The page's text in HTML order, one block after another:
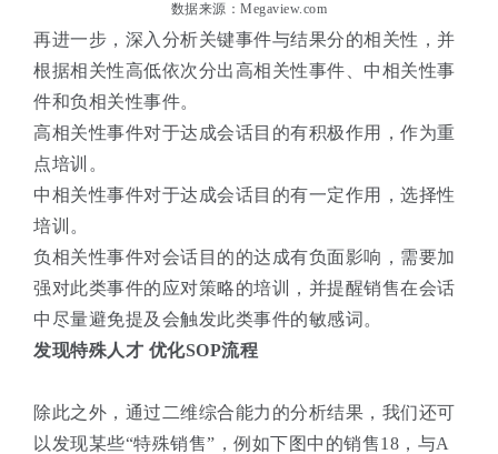
数据来源：Megaview.com
再进一步，深入分析关键事件与结果分的相关性，并
根据相关性高低依次分出高相关性事件、中相关性事
件和负相关性事件。
高相关性事件对于达成会话目的有积极作用，作为重
点培训。
中相关性事件对于达成会话目的有一定作用，选择性
培训。
负相关性事件对会话目的的达成有负面影响，需要加
强对此类事件的应对策略的培训，并提醒销售在会话
中尽量避免提及会触发此类事件的敏感词。
发现特殊人才 优化SOP流程
除此之外，通过二维综合能力的分析结果，我们还可
以发现某些“特殊销售”，例如下图中的销售18，与A